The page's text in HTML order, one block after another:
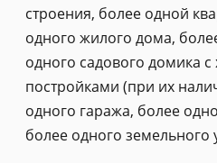
строения, более одной
одного жилого дома,
одного садового домика
постройками (при их
одного гаража, более
более одного земельного